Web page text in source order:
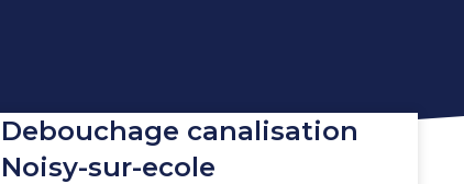
Debouchage canalisation
Noisy-sur-ecole